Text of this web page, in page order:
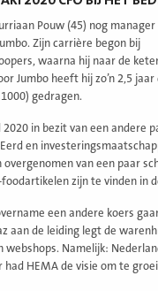
Pouw (45) nog
Zijn carrière begon bij
waarna hij naar de
Jumbo heeft hij zo’n 2,5
gedragen.
2020 in bezit van een andere
en
van een paar
zijn te vinden in
een andere koers
aan de leiding legt de
webshops. Namelijk:
had HEMA de visie om te